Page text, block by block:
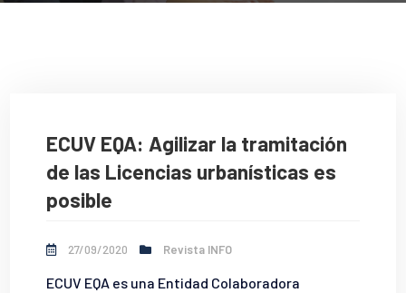
ECUV EQA: Agilizar la tramitación
de las Licencias urbanísticas es
posible
27/09/2020 Revista INFO
ECUV EQA es una Entidad Colaboradora